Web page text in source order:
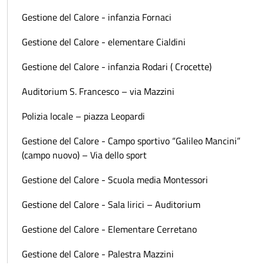
Gestione del Calore - infanzia Fornaci
Gestione del Calore - elementare Cialdini
Gestione del Calore - infanzia Rodari ( Crocette)
Auditorium S. Francesco – via Mazzini
Polizia locale – piazza Leopardi
Gestione del Calore - Campo sportivo “Galileo Mancini”
(campo nuovo) – Via dello sport
Gestione del Calore - Scuola media Montessori
Gestione del Calore - Sala lirici – Auditorium
Gestione del Calore - Elementare Cerretano
Gestione del Calore - Palestra Mazzini